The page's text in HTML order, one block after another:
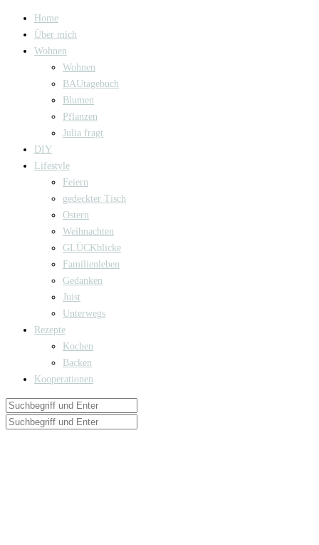
Home
Über mich
Wohnen
Wohnen
BAUtagebuch
Blumen
Pflanzen
Julia fragt
DIY
Lifestyle
Feiern
gedeckter Tisch
Ostern
Weihnachten
GLÜCKblicke
Familienleben
Gedanken
Juist
Unterwegs
Rezepte
Kochen
Backen
Kooperationen